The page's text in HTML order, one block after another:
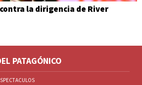
la dirigencia de River
PATAGÓNICO